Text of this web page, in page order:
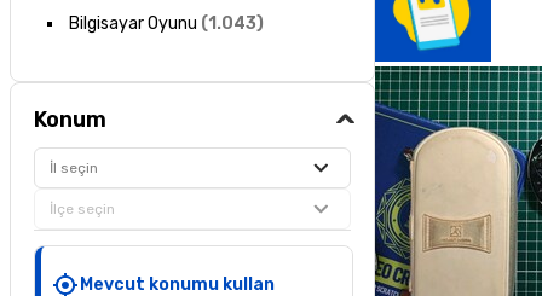
Bilgisayar Oyunu (1.043)
Konum
İl seçin
İlçe seçin
Mevcut konumu kullan